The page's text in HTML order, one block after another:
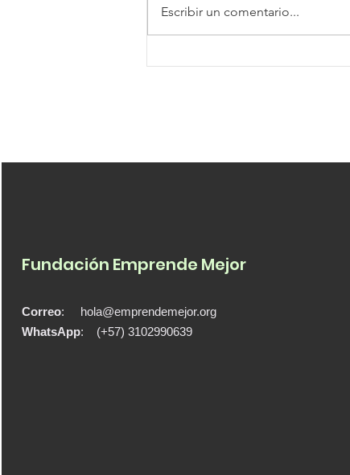
Llega el Congreso
Internacional de Startups
Escribir un comentario...
Fundación Emprende Mejor
Correo: hola@emprendemejor.org
WhatsApp: (+57) 3102990639